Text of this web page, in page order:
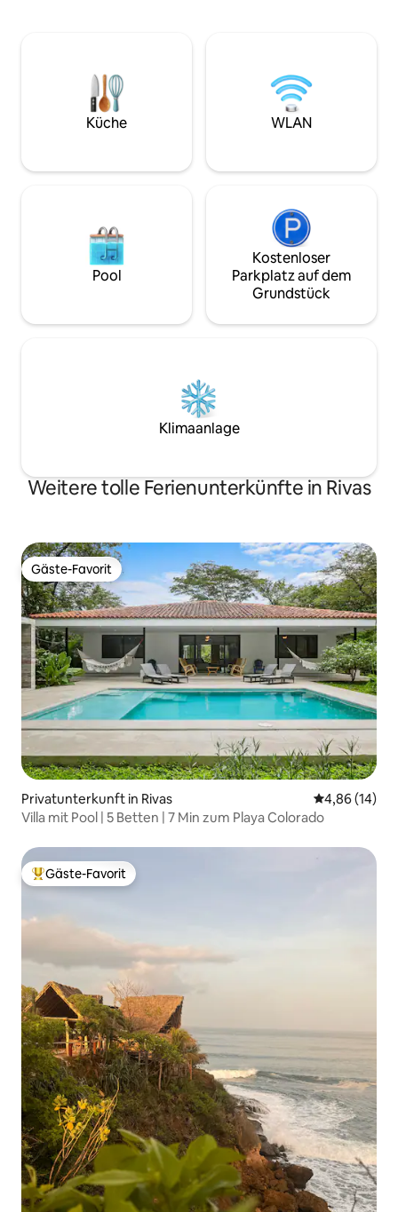
und liegt am Strand. Die Öffnungszeiten
des Strandrestaurants variieren.
Erkundige dich.
Betten können
Kingsize-Betten sein. Solides
WLAN innerhalb
Villas Playa
einfach zu
Küche WLAN
Pool
Kostenloser
Parkplatz auf dem
Grundstück
Klimaanlage
Weitere tolle Ferienunterkünfte in Rivas
Gäste-Favorit
Gäste-Favorit
Privatunterkunft in Rivas
4,86 (14)
Villa mit Pool | 5 Betten | 7 Min zum Playa Colorado
Beliebter Gäste-Favorit.
Gäste-Favorit